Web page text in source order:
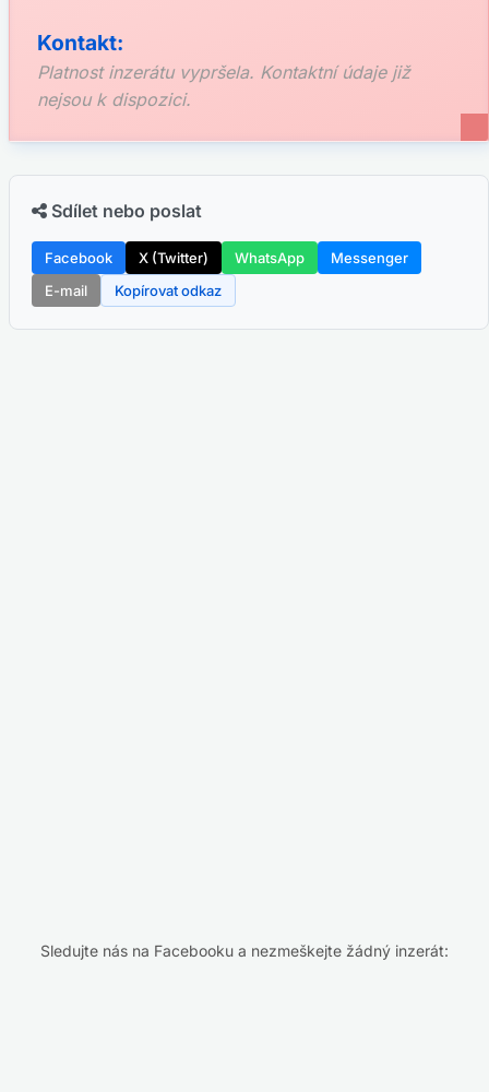
Kontakt:
Platnost inzerátu vypršela. Kontaktní údaje již
nejsou k dispozici.
Sdílet nebo poslat
Facebook X (Twitter) WhatsApp
Messenger
E-mail
Kopírovat odkaz
Sledujte nás na Facebooku a nezmeškejte žádný inzerát: